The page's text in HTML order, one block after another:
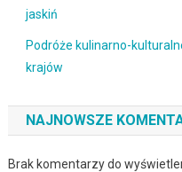
jaskiń
Podróże kulinarno-
krajów
NAJNOWSZE
Brak komentarzy do